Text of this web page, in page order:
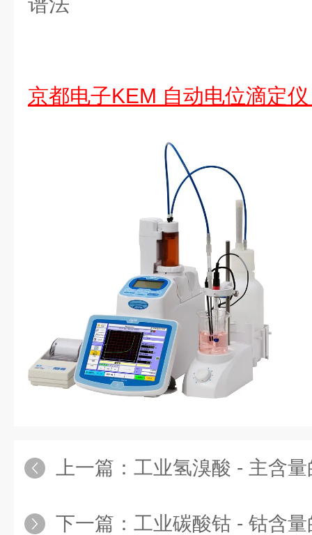
京都电子KEM 自动电位滴定
上一篇： 工业氢溴酸 - 主含量的
下一篇： 工业碳酸钴 - 钴含